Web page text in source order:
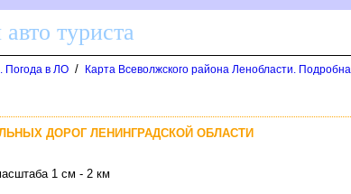
туриста
Погода в ЛО /
Карта Всеволжского района Ленобласти.
ДОРОГ ЛЕНИНГРАДСКОЙ ОБЛАСТИ
1 см - 2 км